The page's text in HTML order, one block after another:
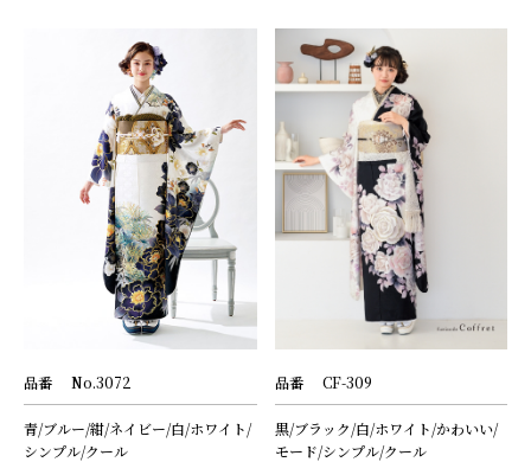
品番 No.3072
青/ブルー/紺/ネイビー/白/ホワイト/
シンプル/クール
品番 CF-309
黒/ブラック/白/ホワイト/かわいい/
モード/シンプル/クール